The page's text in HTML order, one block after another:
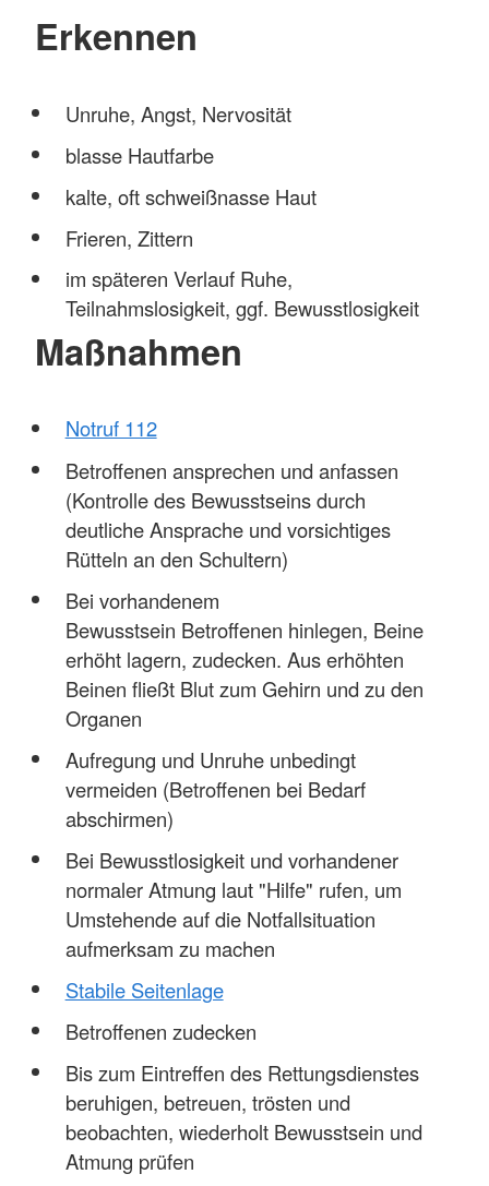
Erkennen
Unruhe, Angst, Nervosität
blasse Hautfarbe
kalte, oft schweißnasse Haut
Frieren, Zittern
im späteren Verlauf Ruhe,
Teilnahmslosigkeit, ggf. Bewusstlosigkeit
Maßnahmen
Notruf 112
Betroffenen ansprechen und anfassen
(Kontrolle des Bewusstseins durch
deutliche Ansprache und vorsichtiges
Rütteln an den Schultern)
Bei vorhandenem
Bewusstsein Betroffenen hinlegen, Beine
erhöht lagern, zudecken. Aus erhöhten
Beinen fließt Blut zum Gehirn und zu den
Organen
Aufregung und Unruhe unbedingt
vermeiden (Betroffenen bei Bedarf
abschirmen)
Bei Bewusstlosigkeit und vorhandener
normaler Atmung laut "Hilfe" rufen, um
Umstehende auf die Notfallsituation
aufmerksam zu machen
Stabile Seitenlage
Betroffenen zudecken
Bis zum Eintreffen des Rettungsdienstes
beruhigen, betreuen, trösten und
beobachten, wiederholt Bewusstsein und
Atmung prüfen